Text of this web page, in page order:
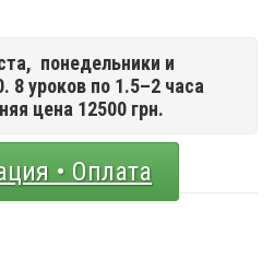
понедельники и
8 уроков по 1.5–2 часа
цена 12500 грн.
• Оплата